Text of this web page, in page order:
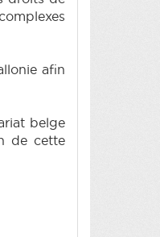
afin
belge
de cette